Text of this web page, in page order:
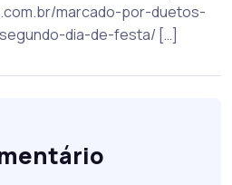
marcado-por-duetos-
dia-de-festa/ […]